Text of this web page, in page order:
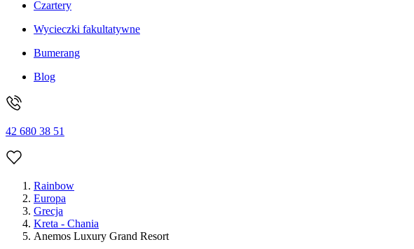
Czartery
Wycieczki fakultatywne
Bumerang
Blog
42 680 38 51
Rainbow
Europa
Grecja
Kreta - Chania
Anemos Luxury Grand Resort